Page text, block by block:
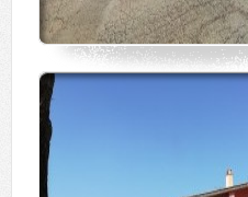
Ottime finiture, i
nella zona notte in
pino e persiane in
pavimento con
fotovoltaici.